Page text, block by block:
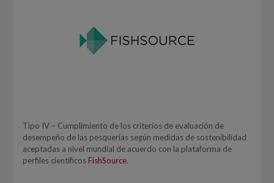
Tipo IV – Cumplimiento de los criterios de evaluación de
desempeño de las pesquerías según medidas de sostenibilidad
aceptadas a nivel mundial de acuerdo con la plataforma de
perfiles científicosFishSource.